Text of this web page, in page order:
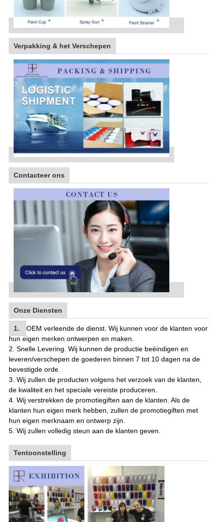
Verpakking & het Verschepen
Contacteer ons
Onze Diensten
1.
OEM verleende de dienst. Wij kunnen voor de klanten voor
hun eigen merken ontwerpen en maken.
2. Snelle Levering. Wij kunnen de productie beëindigen en
leveren/verschepen de goederen binnen 7 tot 10 dagen na de
bevestigde orde.
3. Wij zullen de producten volgens het verzoek van de klanten,
de kwaliteit en het speciale vereiste produceren.
4. Wij verstrekken de promotiegiften aan de klanten. Als de
klanten hun eigen merk hebben, zullen de promotiegiften met
hun eigen merknaam en ontwerp zijn.
5. Wij zullen volledig steun aan de klanten geven.
Tentoonstelling